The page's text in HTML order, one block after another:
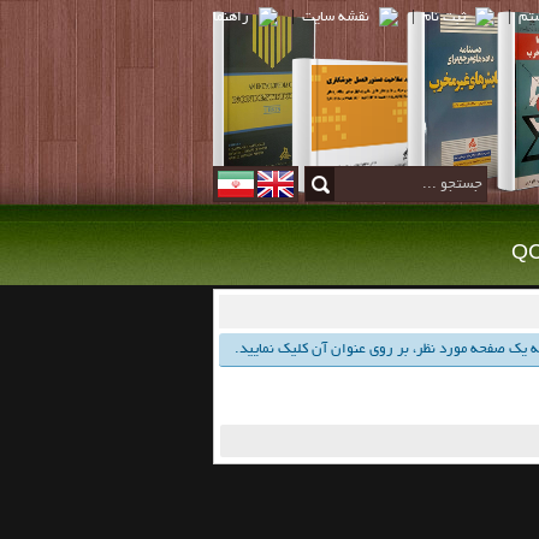
| ثبت نام| نقشه سايت| راهنما
صفحه مورد نظر، بر روی عنوان آن كلیك نمایید.